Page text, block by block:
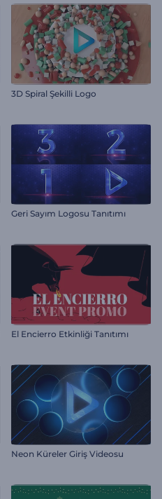
3D Spiral Şekilli Logo
Geri Sayım Logosu Tanıtımı
El Encierro Etkinliği Tanıtımı
Neon Küreler Giriş Videosu